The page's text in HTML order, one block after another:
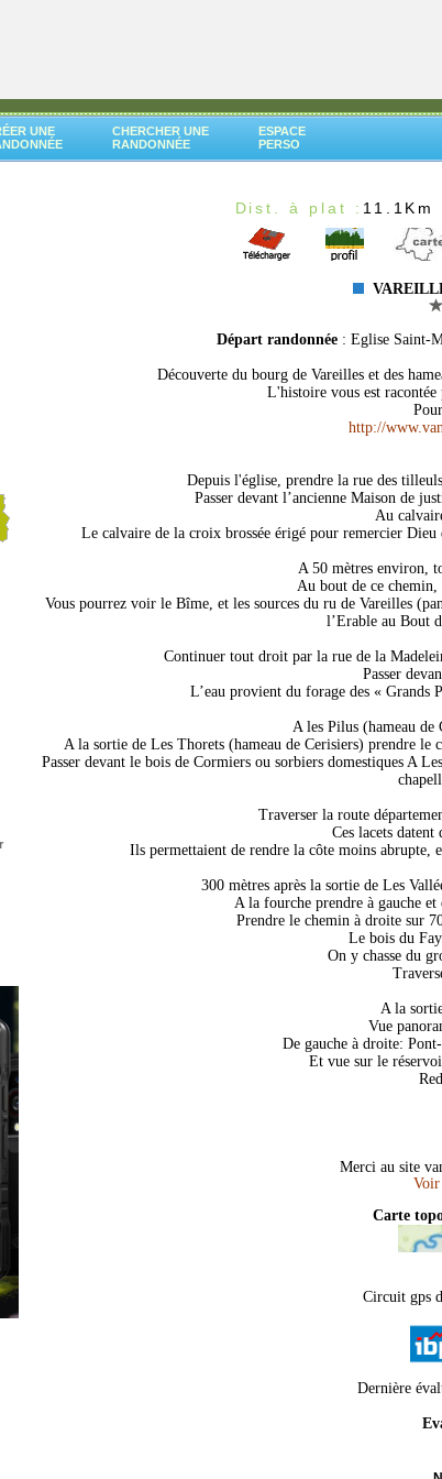
UNE
CHERCHER UNE
RANDONNÉE
ESPACE
PERSO
Dist. à plat : 11.1Km
Départ randonnée : Eglise Saint-
Découverte du bourg de Vareilles et des
L'histoire vous est
http://
Depuis l'église, prendre la rue des
Passer devant l’ancienne Maison de
Au
Le calvaire de la croix brossée érigé pour remercier Dieu
A 50 mètres environ,
Au bout de ce chemin,
Vous pourrez voir le Bîme, et les sources du ru de Vareilles
l’Erable au Bout
Continuer tout droit par la rue de la
Passer
L’eau provient du forage des « Grands
A les Pilus (hameau de
A la sortie de Les Thorets (hameau de Cerisiers) prendre le
Passer devant le bois de Cormiers ou sorbiers domestiques A
Traverser la route
Ces lacets
Ils permettaient de rendre la côte moins abrupte,
300 mètres après la sortie de Les
A la fourche prendre à gauche
Prendre le chemin à droite sur
Le bois du
On y chasse du
A la
Vue
De gauche à droite:
Et vue sur le
Merci au site
Carte
Circuit gps
Dernière